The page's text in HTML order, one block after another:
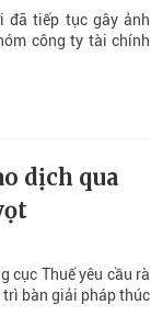
đã tiếp tục gây ảnh
công ty tài chính
dịch qua
cục Thuế yêu cầu rà
trì bàn giải pháp thúc